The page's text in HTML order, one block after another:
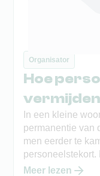
Organisator
Hoe
In een kleine
permanentie van
men eerder te
personeelstekort.
woonhuis gaan
Meer lezen